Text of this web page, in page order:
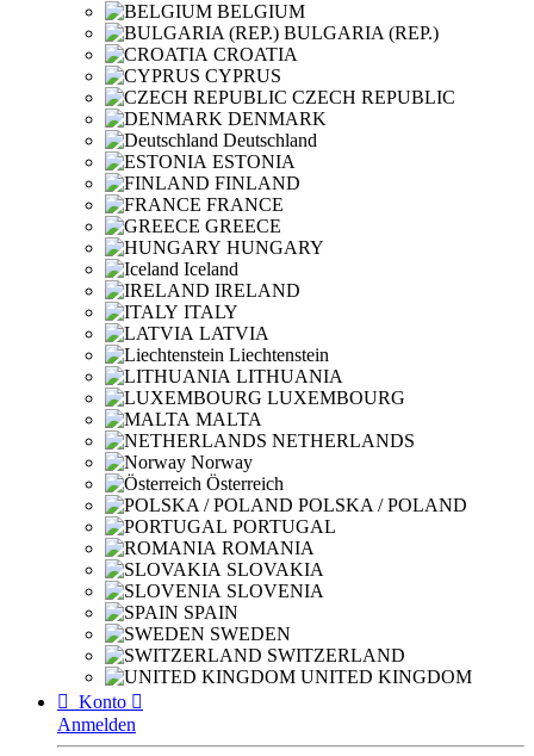
BELGIUM
BULGARIA (REP.)
CROATIA
CYPRUS
CZECH REPUBLIC
DENMARK
Deutschland
ESTONIA
FINLAND
FRANCE
GREECE
HUNGARY
Iceland
IRELAND
ITALY
LATVIA
Liechtenstein
LITHUANIA
LUXEMBOURG
MALTA
NETHERLANDS
Norway
Österreich
POLSKA / POLAND
PORTUGAL
ROMANIA
SLOVAKIA
SLOVENIA
SPAIN
SWEDEN
SWITZERLAND
UNITED KINGDOM
 Konto 
Anmelden